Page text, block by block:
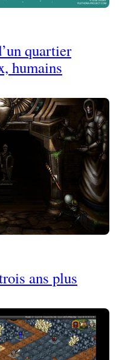
quartier
humains
ans plus